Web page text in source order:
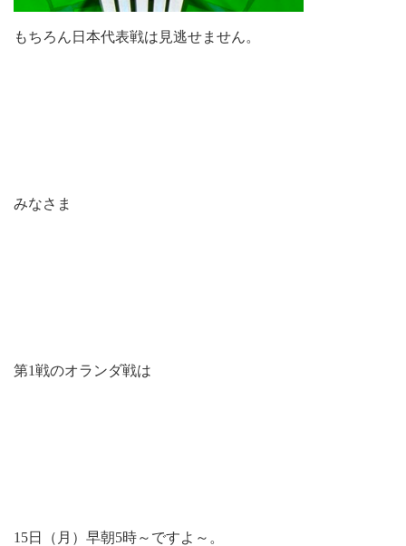
もちろん日本代表戦は見逃せません。
みなさま
第1戦のオランダ戦は
15日（月）早朝5時～ですよ～。